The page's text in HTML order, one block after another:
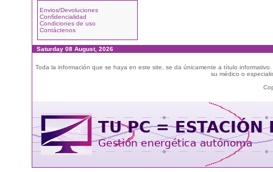
Envios/Devoluciones
Confidencialidad
Condiciones de uso
Contáctenos
Saturday 08 August, 2026
Toda la información que se haya en este site, se da únicamente a título
su médico o